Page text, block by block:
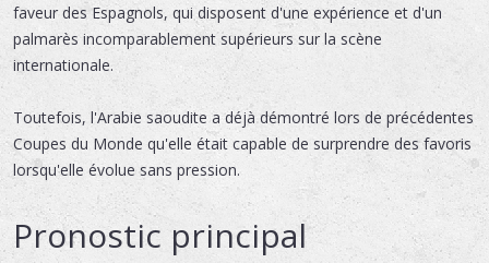
faveur des Espagnols, qui disposent d'une expérience et d'un
palmarès incomparablement supérieurs sur la scène
internationale.
Toutefois, l'Arabie saoudite a déjà démontré lors de précédentes
Coupes du Monde qu'elle était capable de surprendre des favoris
lorsqu'elle évolue sans pression.
Pronostic principal